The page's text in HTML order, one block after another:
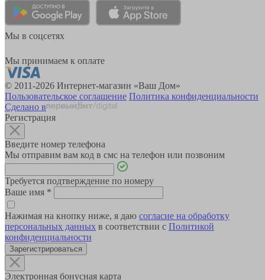
Мы в соцсетях
Мы принимаем к оплате
© 2011-2026 Интернет-магазин «Ваш Дом»
Пользовательское соглашение Политика конфиденциальности
Сделано в
Регистрация
Введите номер телефона
Мы отправим вам код в смс на телефон или позвоним
Требуется подтверждение по номеру
Ваше имя *
Нажимая на кнопку ниже, я даю согласие на обработку
персональных данных в соответствии с Политикой
конфиденциальности
Зарегистрироваться
Электронная бонусная карта